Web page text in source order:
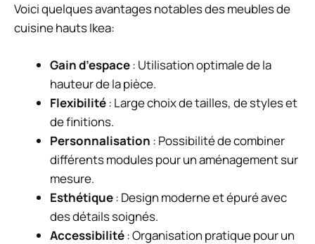
Voici quelques avantages notables des meubles de
cuisine hauts Ikea:
Gain d’espace: Utilisation optimale de la
hauteur de la pièce.
Flexibilité: Large choix de tailles, de styles et
de finitions.
Personnalisation : Possibilité de combiner
différents modules pour un aménagement sur
mesure.
Esthétique: Design moderne et épuré avec
des détails soignés.
Accessibilité: Organisation pratique pour un